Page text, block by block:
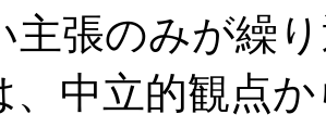
主張のみが繰
中立的観点